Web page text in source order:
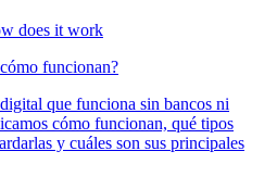
funcionan?
que funciona sin bancos ni
cómo funcionan, qué tipos
y cuáles son sus principales